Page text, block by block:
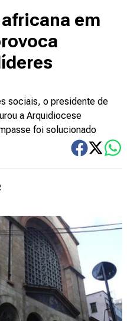
em
sociais, o presidente de
a Arquidiocese
foi solucionado